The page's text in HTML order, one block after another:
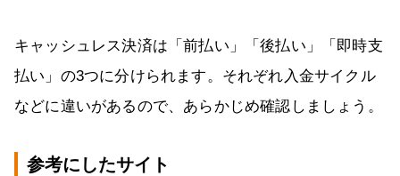
キャッシュレス決済は「前払い」「後払い」「即時支
払い」の3つに分けられます。それぞれ入金サイクル
などに違いがあるので、あらかじめ確認しましょう。
参考にしたサイト